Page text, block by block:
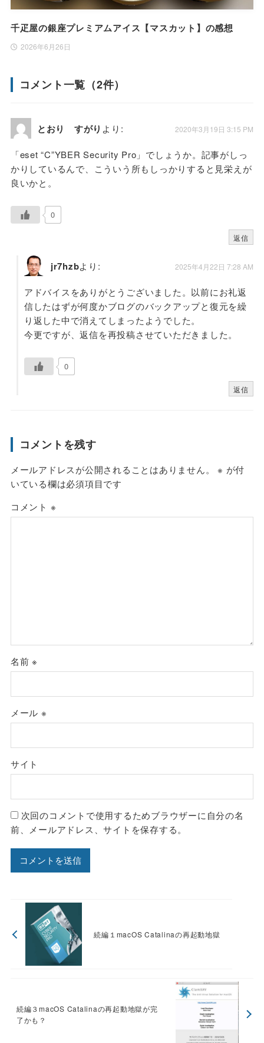
千疋屋の銀座プレミアムアイス【マスカット】の感想
2026年6月26日
コメント一覧（2件）
とおり すがり より: 2020年3月19日 3:15 PM
「eset “C”YBER Security Pro」でしょうか。記事がしっ
かりしているんで、こういう所もしっかりすると見栄えが
良いかと。
0
返信
jr7hzbより: 2025年4月22日 7:28 AM
アドバイスをありがとうございました。以前にお礼返
信したはずが何度かブログのバックアップと復元を繰
り返した中で消えてしまったようでした。
今更ですが、返信を再投稿させていただきました。
0
返信
コメントを残す
メールアドレスが公開されることはありません。 ※ が付
いている欄は必須項目です
コメント ※
名前※
メール ※
サイト
次回のコメントで使用するためブラウザーに自分の名
前、メールアドレス、サイトを保存する。
続編１macOS Catalinaの再起動地獄
続編３macOS Catalinaの再起動地獄が完
了かも？